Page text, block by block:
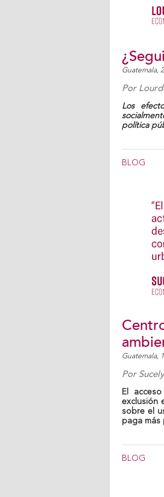
Guatemala,
Por
Los
política
BLOG
Guatemala,
Por
El
exclusión
sobre el
paga más
BLOG